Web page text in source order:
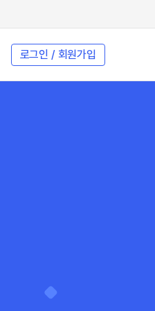
로그인 / 회원가입